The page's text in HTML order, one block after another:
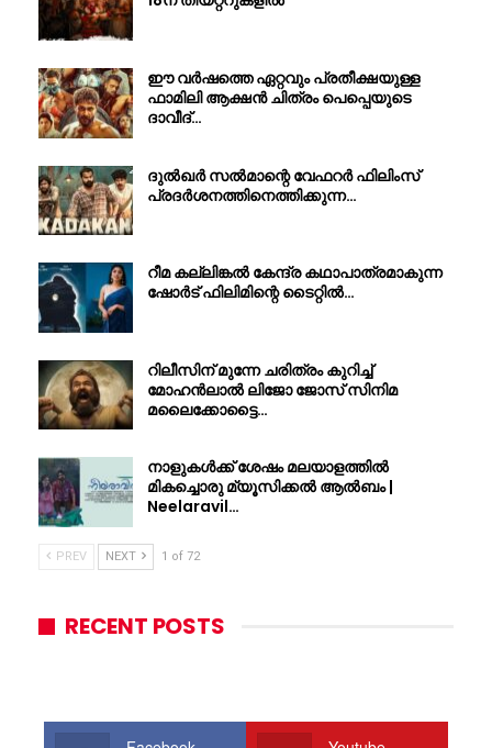
ഈ വർഷത്തെ ഏറ്റവും പ്രതീക്ഷയുള്ള
ഫാമിലി ആക്ഷൻ ചിത്രം പെപ്പെയുടെ
ദാവീദ്…
ദുൽഖർ സൽമാന്റെ വേഫറർ ഫിലിംസ്
പ്രദർശനത്തിനെത്തിക്കുന്ന…
റീമ കല്ലിങ്കൽ കേന്ദ്ര കഥാപാത്രമാകുന്ന
ഷോർട് ഫിലിമിന്റെ ടൈറ്റിൽ…
റിലീസിന് മുന്നേ ചരിത്രം കുറിച്ച്
മോഹൻലാൽ ലിജോ ജോസ് സിനിമ
മലൈക്കോട്ടൈ…
നാളുകൾക്ക് ശേഷം മലയാളത്തിൽ
മികച്ചൊരു മ്യൂസിക്കൽ ആൽബം |
Neelaravil…
PREV NEXT 1 of 72
RECENT POSTS